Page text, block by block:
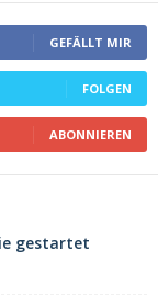
GEFÄLLT MIR
FOLGEN
ABONNIEREN
gestartet